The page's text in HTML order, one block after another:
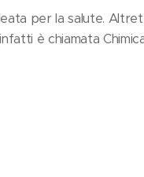
per la salute.
è chiamata